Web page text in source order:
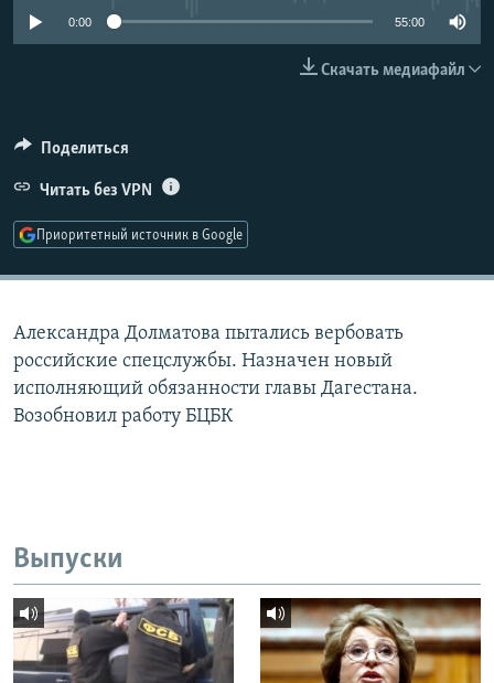
РАСПИСАНИЕ ВЕЩАНИЯ
0:00 55:00
Скачать медиафайл
Поделиться
Читать без VPN
Приоритетный источник в Google
Александра Долматова пытались вербовать
российские спецслужбы. Назначен новый
исполняющий обязанности главы Дагестана.
Возобновил работу БЦБК
Выпуски